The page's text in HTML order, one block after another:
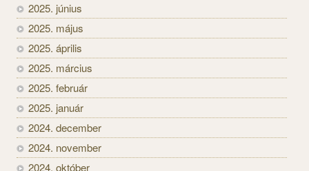
2025. június
2025. május
2025. április
2025. március
2025. február
2025. január
2024. december
2024. november
2024. október